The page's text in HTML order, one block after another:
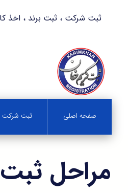
ثبت شرکت ، ثبت برند ، اخذ کارت
صفحه اصلی ثبت شرکت
مراحل